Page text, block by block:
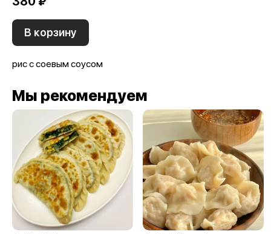
В корзину
рис с соевым соусом
Мы рекомендуем